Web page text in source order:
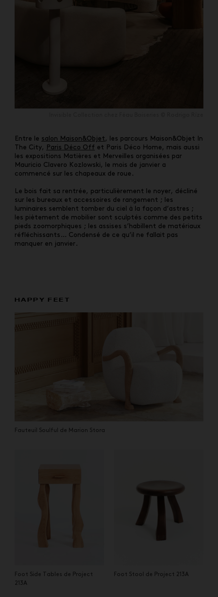
Entre le salon Maison&Objet , les parcours Maison&Objet In
The City,
Paris Déco Off et Paris Déco Home, mais aussi
les expositions Matières et Merveilles organisées par
Mauricio Clavero Kozlowski, le mois de janvier a
commencé sur les chapeaux de roue.
Le bois fait sa rentrée, particulièrement le noyer, décliné
sur les bureaux et accessoires de rangement ; les
luminaires semblent tomber du ciel à la façon d’astres ;
les piètement de mobilier sont sculptés comme des petits
pieds zoomorphiques ; les assises s’habillent de matériaux
réfléchissants… Condensé de ce qu’il ne fallait pas
manquer en janvier.
HAPPY FEET
Fauteuil Soulful de Marion Stora
Foot Side Tables de Project
213A
Foot Stool de Project 213A